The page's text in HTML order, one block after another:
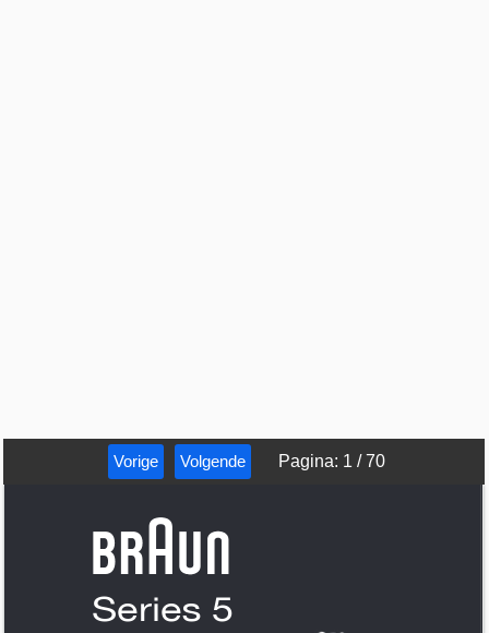
Vorige Volgende Pagina: 1 /70